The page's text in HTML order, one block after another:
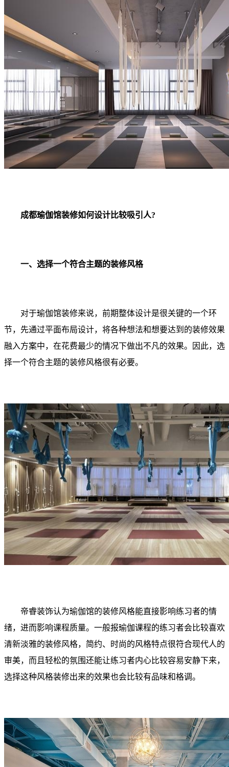
成都瑜伽馆装修如何设计比较吸引人?
一、选择一个符合主题的装修风格
对于瑜伽馆装修来说，前期整体设计是很关键的一个环
节，先通过平面布局设计，将各种想法和想要达到的装修效果
融入方案中，在花费最少的情况下做出不凡的效果。因此，选
择一个符合主题的装修风格很有必要。
帝睿装饰认为瑜伽馆的装修风格能直接影响练习者的情
绪，进而影响课程质量。一般报瑜伽课程的练习者会比较喜欢
清新淡雅的装修风格，简约、时尚的风格特点很符合现代人的
审美，而且轻松的氛围还能让练习者内心比较容易安静下来，
选择这种风格装修出来的效果也会比较有品味和格调。